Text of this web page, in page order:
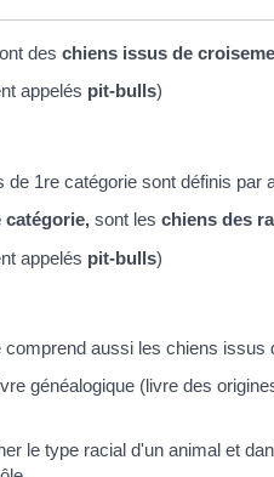
des chiens issus de
appelés pit-bulls)
de 1re catégorie sont définis par
catégorie, sont les chiens des
appelés pit-bulls)
aussi les chiens
généalogique (livre des
le type racial d'un animal et